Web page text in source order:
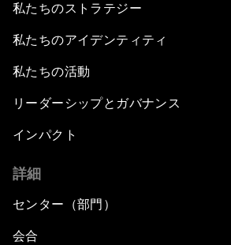
私たちのストラテジー
私たちのアイデンティティ
私たちの活動
リーダーシップとガバナンス
インパクト
詳細
センター（部門）
会合